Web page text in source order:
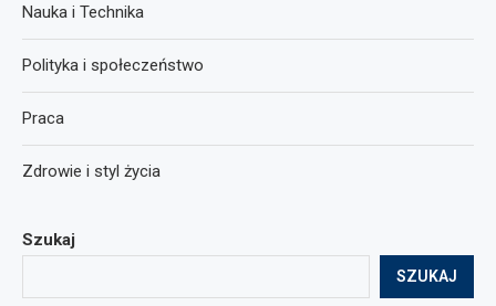
Szukaj
SZUKAJ
Nauka i Technika
Polityka i społeczeństwo
Praca
Zdrowie i styl życia